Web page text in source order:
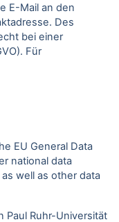
E-Mail an den
Des
bei einer
Für
EU General Data
national data
well as other data
Paul Ruhr-Universität